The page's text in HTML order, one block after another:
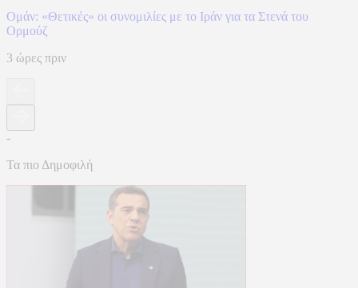
Ομάν: «Θετικές» οι συνομιλίες με το Ιράν για τα Στενά του
Ορμούζ
3 ώρες πριν
-
Τα πιο Δημοφιλή